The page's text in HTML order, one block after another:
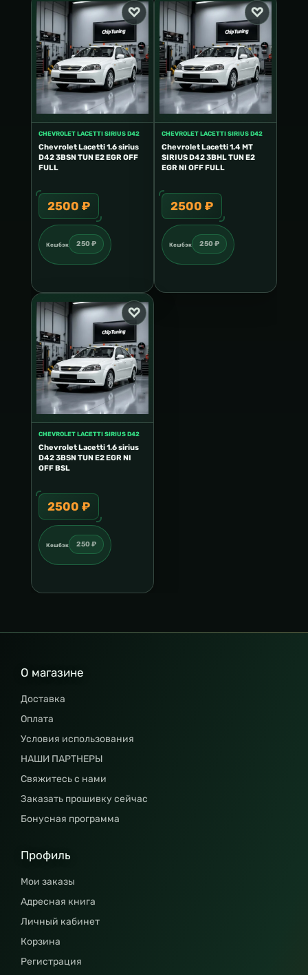
CHEVROLET LACETTI SIRIUS D42
Chevrolet Lacetti 1.6 sirius
D42 3BSN TUN E2 EGR OFF
FULL
2500 ₽
Кешбэк 250 ₽
CHEVROLET LACETTI SIRIUS D42
Chevrolet Lacetti 1.4 MT
SIRIUS D42 3BHL TUN E2
EGR NI OFF FULL
2500 ₽
Кешбэк 250 ₽
CHEVROLET LACETTI SIRIUS D42
Chevrolet Lacetti 1.6 sirius
D42 3BSN TUN E2 EGR NI
OFF BSL
2500 ₽
Кешбэк 250 ₽
О магазине
Доставка
Оплата
Условия использования
НАШИ ПАРТНЕРЫ
Свяжитесь с нами
Заказать прошивку сейчас
Бонусная программа
Профиль
Мои заказы
Адресная книга
Личный кабинет
Корзина
Регистрация